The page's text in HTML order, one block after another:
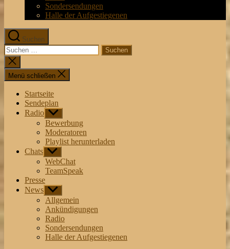
Sondersendungen
Halle der Aufgestiegenen
Suchen
Suchen
nach:
Suche
schließen
Menü schließen
Startseite
Sendeplan
Radio Untermenü
anzeigen
Bewerbung
Moderatoren
Playlist herunterladen
Chats Untermenü
anzeigen
WebChat
TeamSpeak
Presse
News Untermenü
anzeigen
Allgemein
Ankündigungen
Radio
Sondersendungen
Halle der Aufgestiegenen